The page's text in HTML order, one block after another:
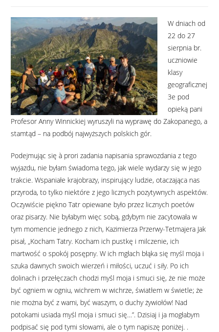
W dniach od
22 do 27
sierpnia br.
uczniowie
klasy
geograficznej
3e pod
opieką pani
Profesor Anny Winnickiej wyruszyli na wyprawę do Zakopanego, a
stamtąd – na podbój najwyższych polskich gór.
Podejmując się à prori zadania napisania sprawozdania z tego
wyjazdu, nie byłam świadoma tego, jak wiele wydarzy się w jego
trakcie. Wspaniałe krajobrazy, inspirujący ludzie, otaczająca nas
przyroda, to tylko niektóre z jego licznych pozytywnych aspektów.
Oczywiście piękno Tatr opiewane było przez licznych poetów
oraz pisarzy. Nie byłabym więc sobą, gdybym nie zacytowała w
tym momencie jednego z nich, Kazimierza Przerwy-Tetmajera Jak
pisał, „Kocham Tatry. Kocham ich pustkę i milczenie, ich
martwość o spokój posępny. W ich mgłach błąka się myśl moja i
szuka dawnych swoich wierzeń i miłości, uczuć i siły. Po ich
dolinach i przełęczach chodzi myśl moja i smuci się, że nie może
być ogniem w ogniu, wichrem w wichrze, światłem w świetle; że
nie można być z wami, być waszym, o duchy żywiołów! Nad
potokami usiada myśl moja i smuci się…”. Dzisiaj i ja mogłabym
podpisać się pod tymi słowami, ale o tym napiszę poniżej. .